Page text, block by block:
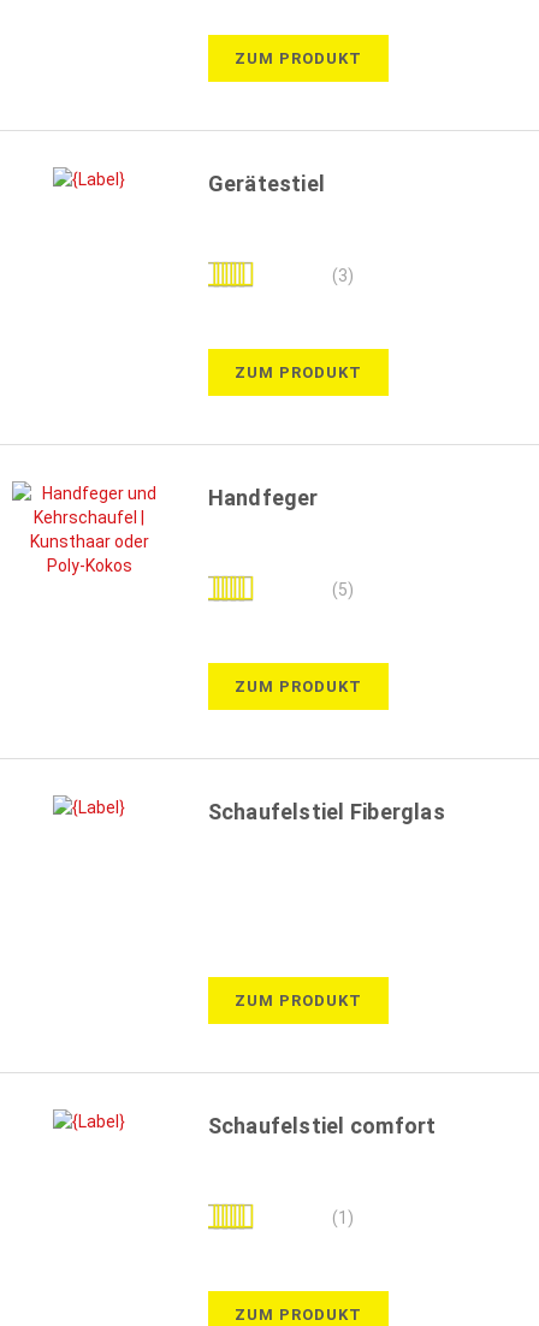
ZUM PRODUKT
Gerätestiel
Bewertung: (3)
ZUM PRODUKT
Handfeger
Bewertung: (5)
ZUM PRODUKT
Schaufelstiel Fiberglas
ZUM PRODUKT
Schaufelstiel comfort
Bewertung: (1)
ZUM PRODUKT